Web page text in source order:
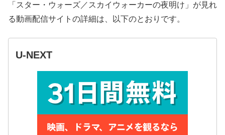
「スター・ウォーズ／スカイウォーカーの夜明け」が見れ
る動画配信サイトの詳細は、以下のとおりです。
U-NEXT